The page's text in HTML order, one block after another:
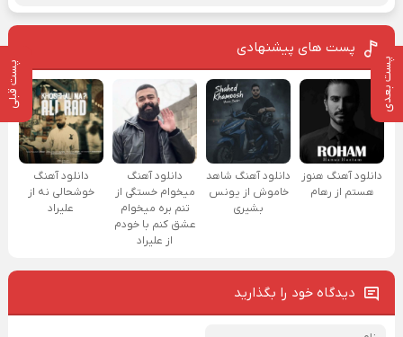
پست بعدی پست قبلی
پست های پیشنهادی
دانلود آهنگ هنوز
هستم از رهام
دانلود آهنگ شاهد
خاموش از یونس
بشیری
دانلود آهنگ
میخوام خستگی از
تنم بره میخوام
عشق کنم با خودم
از علیراد
دانلود آهنگ
خوشحالی نه از
علیراد
دیدگاه خود را بگذارید